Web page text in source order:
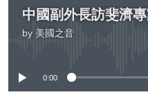
視頻存檔
海外港人
建國史話
關注我們
其他語言網站
by 美國之音
0:00